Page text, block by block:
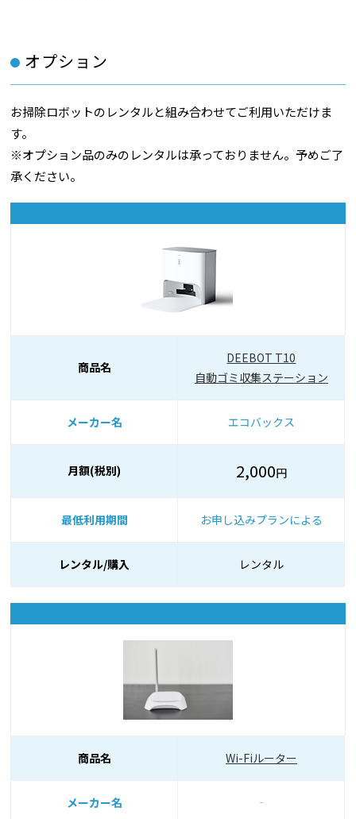
オプション
お掃除ロボットのレンタルと組み合わせてご利用いただけま
す。
※オプション品のみのレンタルは承っておりません。予めご了
承ください。
商品名
DEEBOT T10
自動ゴミ収集ステーション
メーカー名 エコバックス
月額(税別) 2,000円
最低利用期間 お申し込みプランによる
レンタル/購入 レンタル
商品名 Wi-Fiルーター
メーカー名 ‐